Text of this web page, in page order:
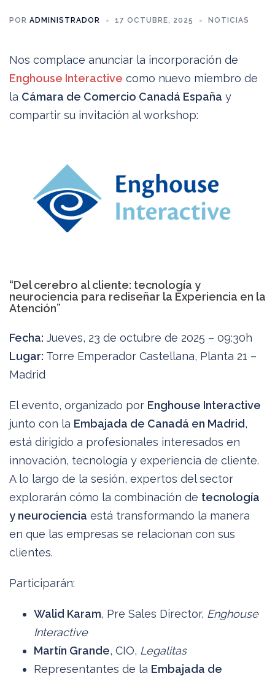
POR ADMINISTRADOR 17 OCTUBRE, 2025 NOTICIAS
Nos complace anunciar la incorporación de
Enghouse Interactive como nuevo miembro de
la Cámara de Comercio Canadá España y
compartir su invitación al workshop:
“Del cerebro al cliente: tecnología y
neurociencia para rediseñar la Experiencia en la
Atención”
Fecha: Jueves, 23 de octubre de 2025 – 09:30h
Lugar: Torre Emperador Castellana, Planta 21 –
Madrid
El evento, organizado por Enghouse Interactive
junto con la Embajada de Canadá en Madrid,
está dirigido a profesionales interesados en
innovación, tecnología y experiencia de cliente.
A lo largo de la sesión, expertos del sector
explorarán cómo la combinación de tecnología
y neurociencia está transformando la manera
en que las empresas se relacionan con sus
clientes.
Participarán:
Walid Karam, Pre Sales Director, Enghouse
Interactive
Martín Grande, CIO, Legalitas
Representantes de la Embajada de